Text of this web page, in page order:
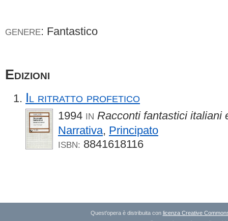
GENERE: Fantastico
Edizioni
Il ritratto profetico
1994 IN Racconti fantastici italiani
Narrativa, Principato
ISBN: 8841618116
Quest'opera è distribuita con licenza Creative